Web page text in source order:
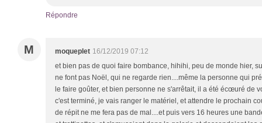
Répondre
M moqueplet 16/12/2019 07:12
et bien pas de quoi faire bombance, hihihi, peu de monde hier,
ne font pas Noël, qui ne regarde rien....même la personne qui
le faire goûter, et bien personne ne s'arrêtait, il a été écœuré de
c'est terminé, je vais ranger le matériel, et attendre le prochain
de répit ne me fera pas de mal....et puis vers 16 heures une